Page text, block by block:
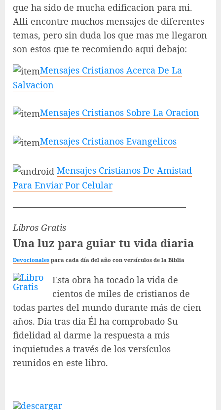
que ha sido de mucha edificacion para mi.
Alli encontre muchos mensajes de diferentes
temas, pero sin duda los que mas me llegaron
son estos que te recomiendo aqui debajo:
Mensajes Cristianos Acerca De La
Salvacion
Mensajes Cristianos Sobre La Oracion
Mensajes Cristianos Evangelicos
Mensajes Cristianos De Amistad
Para Enviar Por Celular
———————————————————–
Libros Gratis
Una luz para guiar tu vida diaria
Devocionales para cada día del año con versículos de la Biblia
Esta obra ha tocado la vida de
cientos de miles de cristianos de
todas partes del mundo durante más de cien
años. Día tras día Él ha comprobado Su
fidelidad al darme la respuesta a mis
inquietudes a través de los versículos
reunidos en este libro.